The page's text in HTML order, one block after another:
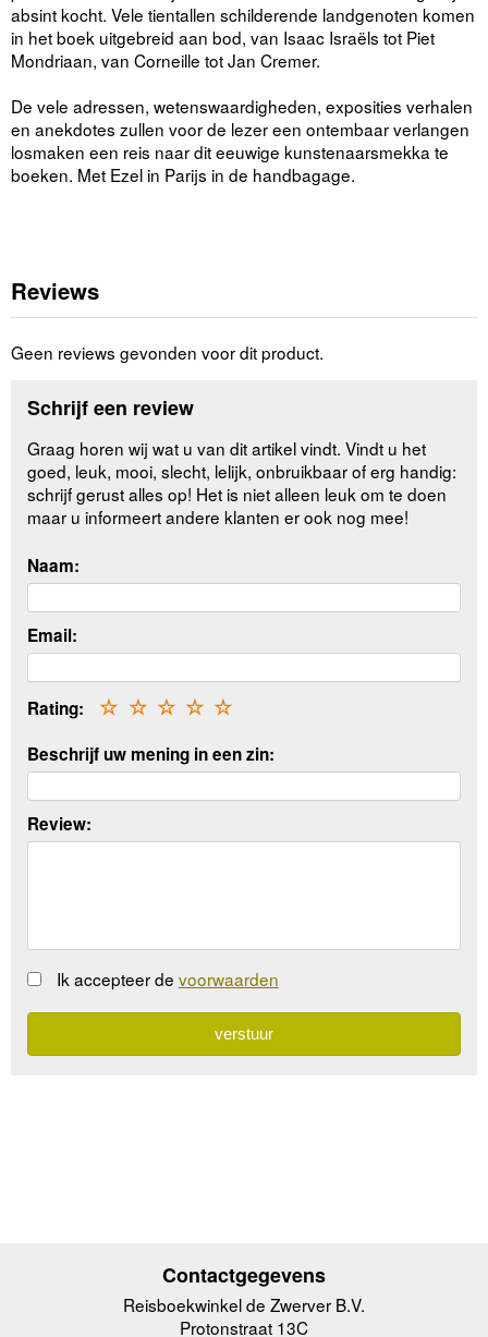
absint kocht. Vele tientallen schilderende landgenoten komen
in het boek uitgebreid aan bod, van Isaac Israëls tot Piet
Mondriaan, van Corneille tot Jan Cremer.
De vele adressen, wetenswaardigheden, exposities verhalen
en anekdotes zullen voor de lezer een ontembaar verlangen
losmaken een reis naar dit eeuwige kunstenaarsmekka te
boeken. Met Ezel in Parijs in de handbagage.
Reviews
Geen reviews gevonden voor dit product.
Schrijf een review
Graag horen wij wat u van dit artikel vindt. Vindt u het
goed, leuk, mooi, slecht, lelijk, onbruikbaar of erg handig:
schrijf gerust alles op! Het is niet alleen leuk om te doen
maar u informeert andere klanten er ook nog mee!
Naam:
Email:
Rating: ☆
☆
☆
☆
☆
Beschrijf uw mening in een zin:
Review:
Ik accepteer de voorwaarden
Contactgegevens
Reisboekwinkel de Zwerver B.V.
Protonstraat 13C